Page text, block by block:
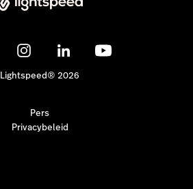
Lightspeed® 2026
Pers
Privacybeleid